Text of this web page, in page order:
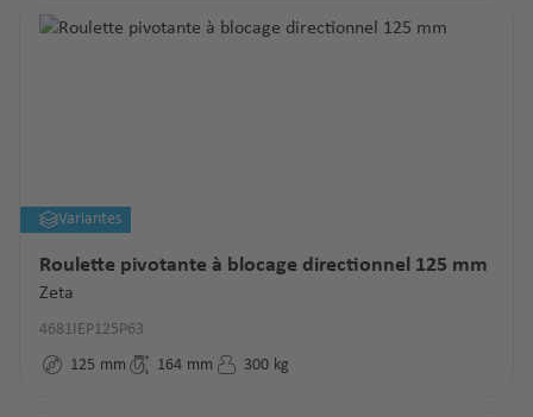
Variantes
Roulette pivotante à blocage directionnel 125 mm
Zeta
4681IEP125P63
125 mm 164 mm 300 kg